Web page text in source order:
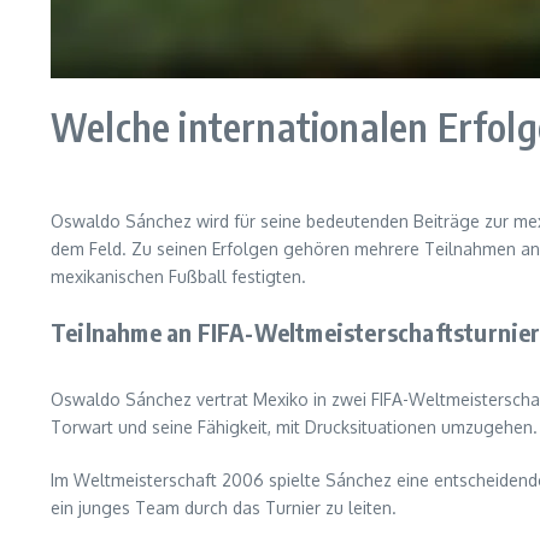
Welche internationalen
Oswaldo Sánchez wird für seine bedeutenden Beiträge zur
dem Feld. Zu seinen Erfolgen gehören mehrere Teilnahmen
mexikanischen Fußball festigten.
Teilnahme an FIFA-
Oswaldo Sánchez vertrat Mexiko in zwei FIFA-
Torwart und seine Fähigkeit, mit Drucksituationen umzugehen.
Im Weltmeisterschaft 2006 spielte Sánchez eine
ein junges Team durch das Turnier zu leiten.